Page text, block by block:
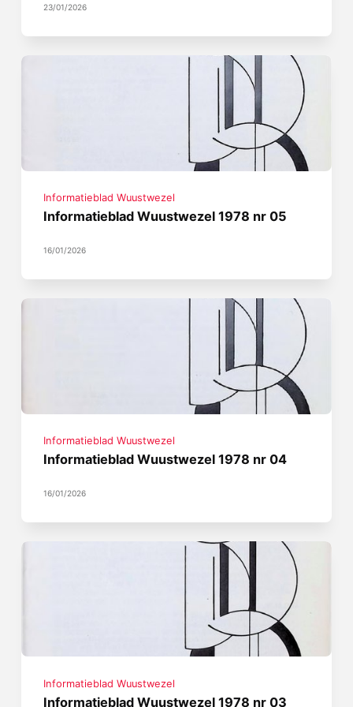
23/01/2026
Informatieblad Wuustwezel
Informatieblad Wuustwezel 1978 nr 05
16/01/2026
Informatieblad Wuustwezel
Informatieblad Wuustwezel 1978 nr 04
16/01/2026
Informatieblad Wuustwezel
Informatieblad Wuustwezel 1978 nr 03